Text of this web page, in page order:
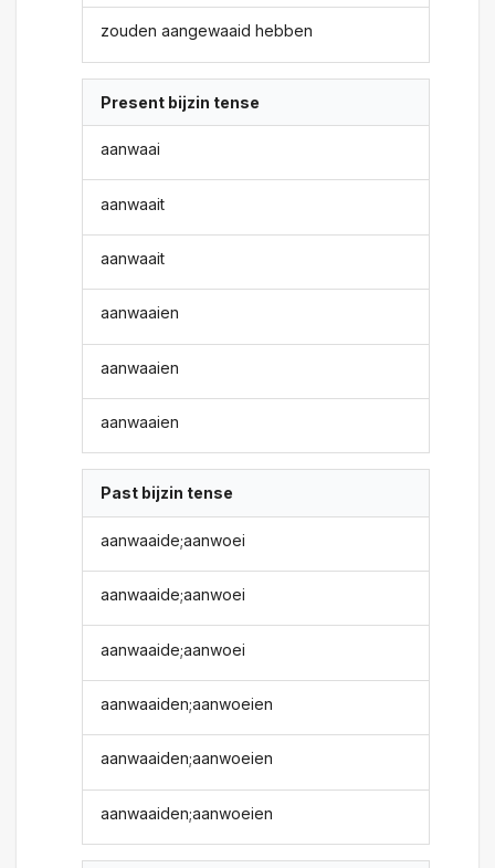
zouden aangewaaid hebben
Present bijzin tense
aanwaai
aanwaait
aanwaait
aanwaaien
aanwaaien
aanwaaien
Past bijzin tense
aanwaaide;aanwoei
aanwaaide;aanwoei
aanwaaide;aanwoei
aanwaaiden;aanwoeien
aanwaaiden;aanwoeien
aanwaaiden;aanwoeien